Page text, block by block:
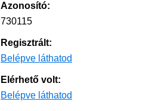
Azonosító:
730115
Regisztrált:
Belépve láthatod
Elérhető volt:
Belépve láthatod